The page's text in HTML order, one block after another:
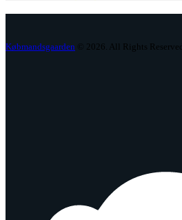
Købmandsgaarden © 2026. All Rights Reserved.